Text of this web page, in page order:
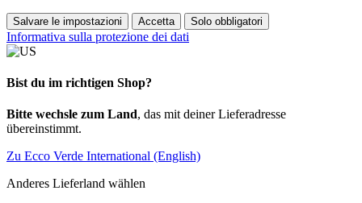
Salvare le impostazioni Accetta Solo obbligatori
Informativa sulla protezione dei dati
Bist du im richtigen Shop?
Bitte wechsle zum Land, das mit deiner Lieferadresse
übereinstimmt.
Zu Ecco Verde International (English)
Anderes Lieferland wählen